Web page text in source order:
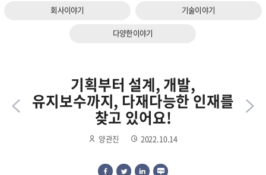
회사이야기 기술이야기
다양한이야기
기획부터 설계, 개발,
유지보수까지, 다재다능한 인재를
찾고 있어요!
양관진 2022.10.14